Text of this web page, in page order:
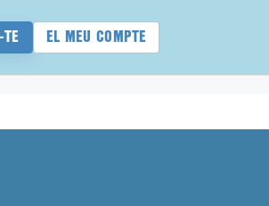
TE EL MEU COMPTE